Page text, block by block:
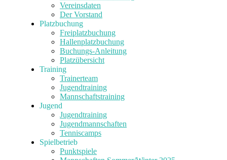
Vereinsdaten
Der Vorstand
Platzbuchung
Freiplatzbuchung
Hallenplatzbuchung
Buchungs-Anleitung
Platzübersicht
Training
Trainerteam
Jugendtraining
Mannschaftstraining
Jugend
Jugendtraining
Jugendmannschaften
Tenniscamps
Spielbetrieb
Punktspiele